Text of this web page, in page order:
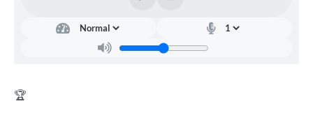
Notificações de Penalidades – Decisões
Notificações Ambientais
🏆